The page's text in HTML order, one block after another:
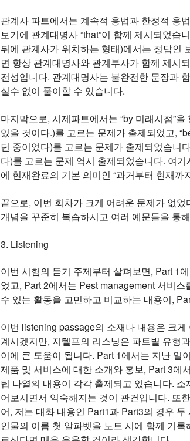
관계사 파트에서는 계속적 용법과 한정적 용
보기에 관계대명사 “that”이 함께 제시되었
뒤에 관계사가 위치하는 형태)에서는 정답인
면 항상 관계대명사와 관계부사가 함께 제시
전성입니다. 관계대명사는 불완전한 문장과
실수 없이 풀이할 수 있습니다.
마지막으로, 시제파트에서는 “by 미래시점”
있을 것이다.)를 고르는 문제가 출제되었고,
던 중이었다)를 고르는 문제가 출제되었습니
다)를 고르는 문제 역시 출제되었습니다. 여
에 현재완료의 기본 의미인 “과거부터 현재
끝으로, 이번 회차가 크게 어려운 문제가 없
개념을 꾸준히 복습하시고 여러 예문들을 통
3. Listening
이번 시험의 듣기 주제부터 살펴보면, Part 1
었고, Part 2에서는 Pest management 서비
수 있는 활동을 고민하고 비교하는 내용이,
이번 listening passage의 소재나 내용은 크
계시겠지만, 지텔프의 리스닝은 파트별 유형
이에 큰 도움이 됩니다. Part 1에서는 지난 일
제품 및 서비스에 대한 소개와 홍보, Part 3에
팁 나열의 내용이 각각 출제되고 있습니다.
어보시면서 익숙해지는 것이 관건입니다. 또
어, 저는 대화 내용인 Part1과 Part3의 경우
인물의 이름 첫 알파벳을 노트 시에 함께 기